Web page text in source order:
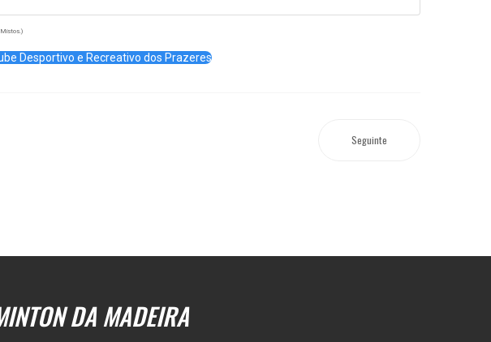
Desportivo e Recreativo dos Prazeres
Seguinte
DA MADEIRA